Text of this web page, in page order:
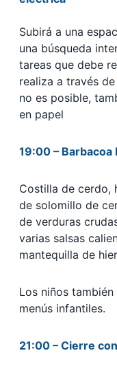
Subirá a una
una búsqueda
tareas que debe
realiza a través
no es posible,
en papel
19:00 – Barbacoa
Costilla de cerdo,
de solomillo de
de verduras
varias salsas
mantequilla de
Los niños
menús infantiles.
21:00 – Cierre